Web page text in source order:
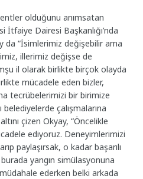
olduğunu anımsatan
Dairesi Başkanlığı’nda
da “İsimlerimiz değişebilir ama
illerimiz değişse de
il olarak birlikte birçok olayda
mücadele eden bizler,
tecrübelerimizi bir birimize
çalışmalarına
çizen Okyay, “Öncelikle
ediyoruz. Deneyimlerimizi
paylaşırsak, o kadar başarılı
yangın simülasyonuna
ederken belki arkada